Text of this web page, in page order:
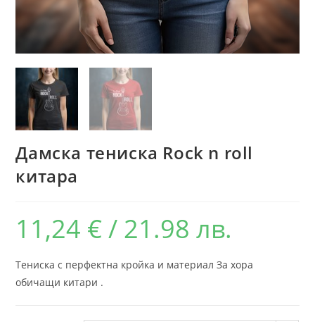
Дамска тениска Rock n roll
китара
11,24 € / 21.98 лв.
Тениска с перфектна кройка и материал За хора
обичащи китари .